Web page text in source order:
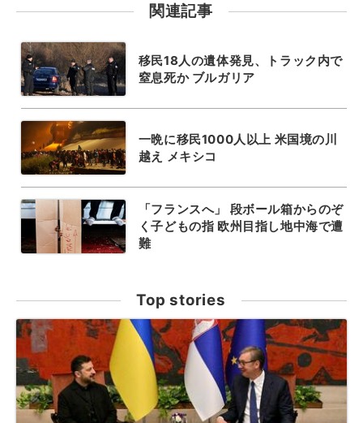
関連記事
移民18人の遺体発見、トラック内で
窒息死か ブルガリア
一晩に移民1000人以上 米国境の川
越え メキシコ
「フランスへ」 段ボール箱からのぞ
く子どもの指 欧州目指し地中海で遭
難
Top stories